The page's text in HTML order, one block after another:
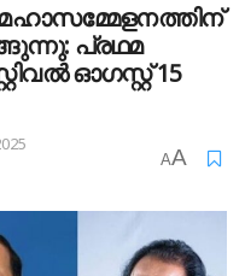
പ്രഥമ
ഓഗസ്റ്റ് 15
AA